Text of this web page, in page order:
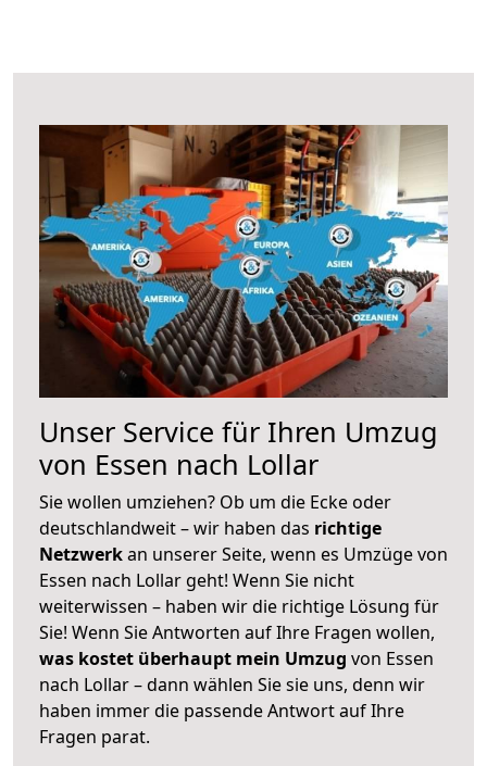
Unser Service für Ihren Umzug
von Essen nach Lollar
Sie wollen umziehen? Ob um die Ecke oder
deutschlandweit – wir haben das richtige
Netzwerkan unserer Seite, wenn es Umzüge von
Essen nach Lollar geht! Wenn Sie nicht
weiterwissen – haben wir die richtige Lösung für
Sie! Wenn Sie Antworten auf Ihre Fragen wollen,
was kostet überhaupt mein Umzug von Essen
nach Lollar – dann wählen Sie sie uns, denn wir
haben immer die passende Antwort auf Ihre
Fragen parat.